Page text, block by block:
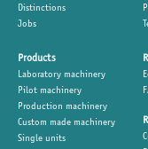
Distinctions
Jobs
Products
Laboratory machinery
Pilot machinery
Production machinery
Custom made machinery
Single units